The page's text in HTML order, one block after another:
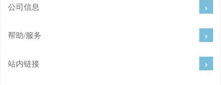
公司信息
帮助/服务
站内链接